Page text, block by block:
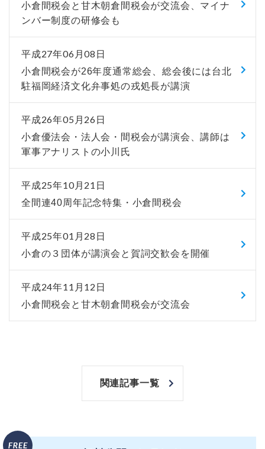
小倉間税会と甘木朝倉間税会が交流会、マイナ
ンバー制度の研修会も
平成27年06月08日
小倉間税会が26年度通常総会、総会後には台北
駐福岡経済文化弁事処の戎処長が講演
平成26年05月26日
小倉優法会・法人会・間税会が講演会、講師は
軍事アナリストの小川氏
平成25年10月21日
全間連40周年記念特集・小倉間税会
平成25年01月28日
小倉の３団体が講演会と賀詞交歓会を開催
平成24年11月12日
小倉間税会と甘木朝倉間税会が交流会
関連記事一覧